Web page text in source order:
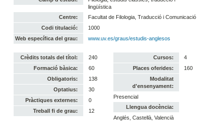
lingüística
Centre:
Facultat de Filologia, Traducció i Comunicació
Codi titulació:
1000
Web específica del grau:
www.uv.es/graus/estudis-anglesos
Crèdits totals del títol:
240
Formació bàsica:
60
Obligatoris:
138
Optatius:
30
Pràctiques externes:
0
Treball fi de grau:
12
Cursos:
4
Places oferides:
160
Modalitat
d'ensenyament:
Presencial
Llengua docència:
Anglés, Castellà, Valencià